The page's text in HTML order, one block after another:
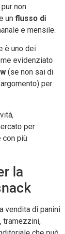
non
un flusso di
e mensile.
è uno dei
evidenziato
(se non sai di
per
per
con più
la
vendita di panini
tramezzini,